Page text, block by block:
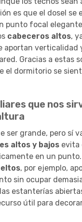
es que el dosel se
punto focal
cabeceros altos,
aportan verticalidad
Gracias a estas
el dormitorio se
que nos
ser grande, pero sí
altos y bajos evita
en un
, por ejemplo,
sin ocupar
estanterías
útil para